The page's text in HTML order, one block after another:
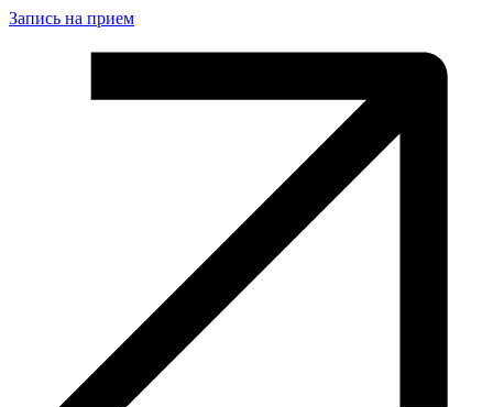
Запись на прием